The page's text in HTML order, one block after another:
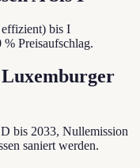
bis I
Preisaufschlag.
bis 2033, Nullemission
saniert werden.